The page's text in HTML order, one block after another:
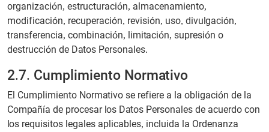
organización, estructuración, almacenamiento,
modificación, recuperación, revisión, uso, divulgación,
transferencia, combinación, limitación, supresión o
destrucción de Datos Personales.
2.7. Cumplimiento Normativo
El Cumplimiento Normativo se refiere a la obligación de la
Compañía de procesar los Datos Personales de acuerdo con
los requisitos legales aplicables, incluida la Ordenanza